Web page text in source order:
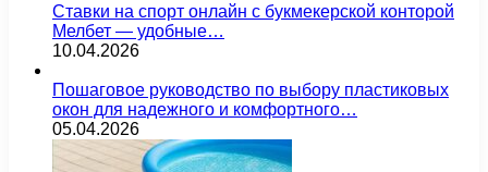
Ставки на спорт онлайн с букмекерской конторой
Мелбет — удобные…
10.04.2026
Пошаговое руководство по выбору пластиковых
окон для надежного и комфортного…
05.04.2026